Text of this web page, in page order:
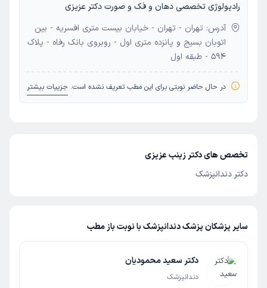
رادیولوژی تخصصی دهان و فک و صورت دکتر عزیزی
آدرس: تهران - تهران - خیابان بیست متری افسریه - بین
اتوبان بسیج و پانزده متری اول - روبروی بانک رفاه - پلاک
594 - طبقه اول
در حال حاضر نوبتی برای این مطب تعریف نشده است. جزییات بیشتر
تخصص های دکتر زینب عزیزی
دکتر دندانپزشک
سایر پزشکان پزشک دندانپزشک با نوبت باز مطب
دکتر سعید محمودیان
دندانپزشک